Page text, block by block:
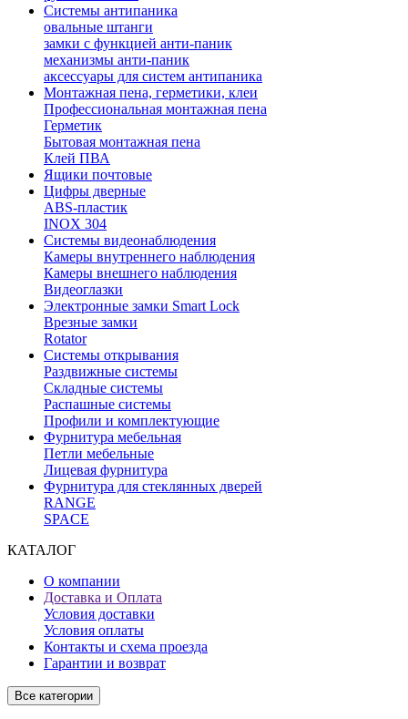
Системы антипаника
овальные штанги
замки с функцией анти-паник
механизмы анти-паник
аксессуары для систем антипаника
Монтажная пена, герметики, клеи
Профессиональная монтажная пена
Герметик
Бытовая монтажная пена
Клей ПВА
Ящики почтовые
Цифры дверные
ABS-пластик
INOX 304
Системы видеонаблюдения
Камеры внутреннего наблюдения
Камеры внешнего наблюдения
Видеоглазки
Электронные замки Smart Lock
Врезные замки
Rotator
Системы открывания
Раздвижные системы
Складные системы
Распашные системы
Профили и комплектующие
Фурнитура мебельная
Петли мебельные
Лицевая фурнитура
Фурнитура для стеклянных дверей
RANGE
SPACE
КАТАЛОГ
О компании
Доставка и Оплата
Условия доставки
Условия оплаты
Контакты и схема проезда
Гарантии и возврат
Все категории